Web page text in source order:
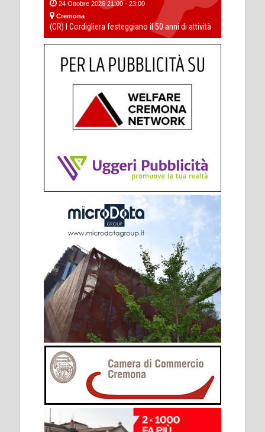
24 Ottobre 2026 21:00 - 23:00
Cremona
(CR) I Cordigliera festeggiano il 50 anni di attività